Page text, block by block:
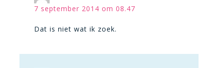
7 september 2014 om 08.47
Dat is niet wat ik zoek.